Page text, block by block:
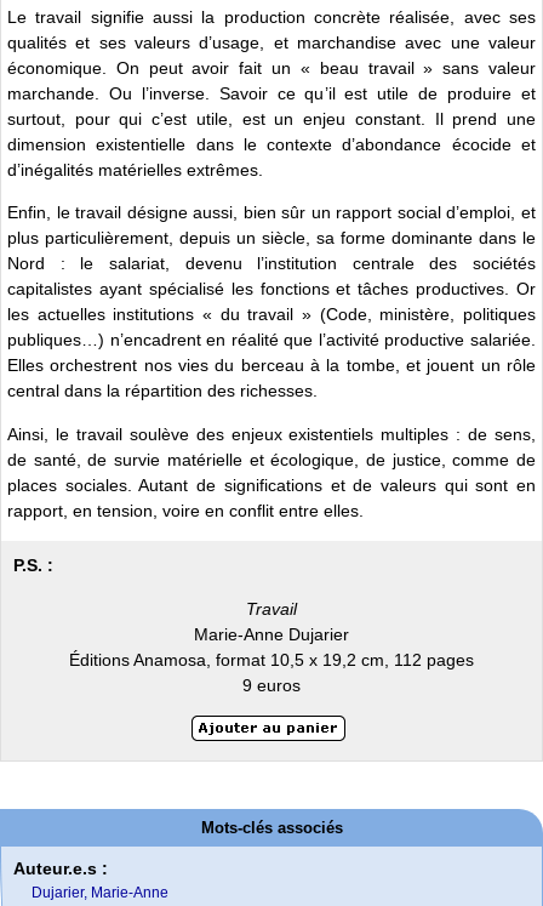
Le travail signifie aussi la production concrète réalisée, avec ses
qualités et ses valeurs d’usage, et marchandise avec une valeur
économique. On peut avoir fait un « beau travail » sans valeur
marchande. Ou l’inverse. Savoir ce qu’il est utile de produire et
surtout, pour qui c’est utile, est un enjeu constant. Il prend une
dimension existentielle dans le contexte d’abondance écocide et
d’inégalités matérielles extrêmes.
Enfin, le travail désigne aussi, bien sûr un rapport social d’emploi, et
plus particulièrement, depuis un siècle, sa forme dominante dans le
Nord : le salariat, devenu l’institution centrale des sociétés
capitalistes ayant spécialisé les fonctions et tâches productives. Or
les actuelles institutions « du travail » (Code, ministère, politiques
publiques…) n’encadrent en réalité que l’activité productive salariée.
Elles orchestrent nos vies du berceau à la tombe, et jouent un rôle
central dans la répartition des richesses.
Ainsi, le travail soulève des enjeux existentiels multiples : de sens,
de santé, de survie matérielle et écologique, de justice, comme de
places sociales. Autant de significations et de valeurs qui sont en
rapport, en tension, voire en conflit entre elles.
P.S. :
Travail
Marie-Anne Dujarier
Éditions Anamosa, format 10,5 x 19,2 cm, 112 pages
9 euros
Mots-clés associés
Auteur.e.s :
Dujarier, Marie-Anne